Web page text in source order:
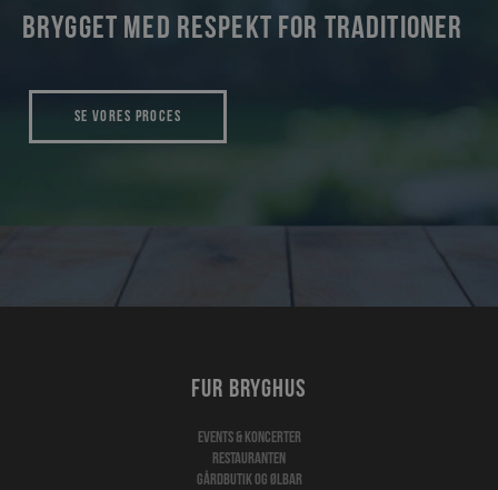
Brygget med respekt for traditioner
Se vores proces
Fur bryghus
Events & koncerter
Restauranten
Gårdbutik og ølbar